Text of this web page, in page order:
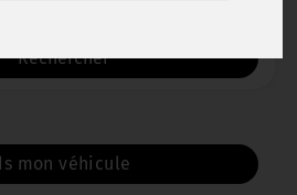
Rechercher
mon véhicule